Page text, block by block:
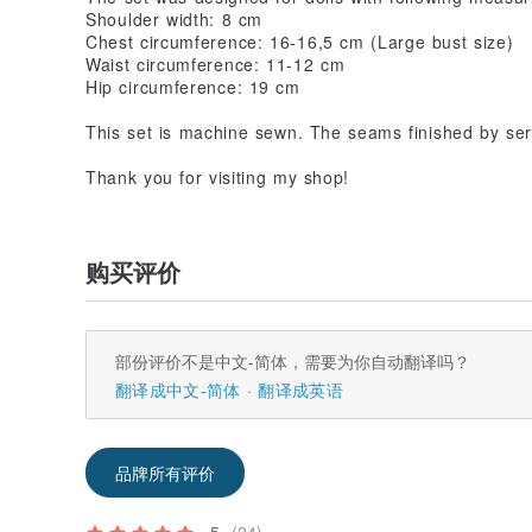
Shoulder width: 8 cm
Chest circumference: 16-16,5 cm (Large bust size)
Waist circumference: 11-12 cm
Hip circumference: 19 cm
This set is machine sewn. The seams finished by
Thank you for visiting my shop!
购买评价
部份评价不是中文-简体，需要为你自动翻译吗？
翻译成中文-简体
翻译成英语
品牌所有评价